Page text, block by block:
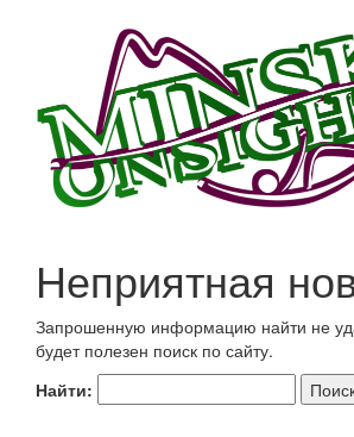
Неприятная
Запрошенную информацию найти не
будет полезен поиск по сайту.
Найти: